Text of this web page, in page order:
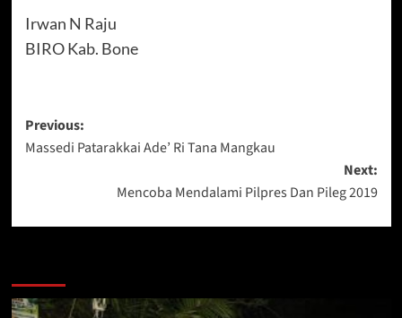
Irwan N Raju
BIRO Kab. Bone
Post
navigation
Previous:
Massedi Patarakkai Ade’ Ri Tana Mangkau
Next:
Mencoba Mendalami Pilpres Dan Pileg 2019